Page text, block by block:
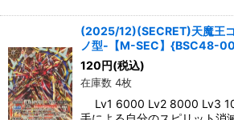
(2025/12)(SECRET)天魔王
ノ型-【M-SEC】{BSC48-
120 円(税込)
在庫数 4枚
Lv1 6000 Lv2 8000 Lv3